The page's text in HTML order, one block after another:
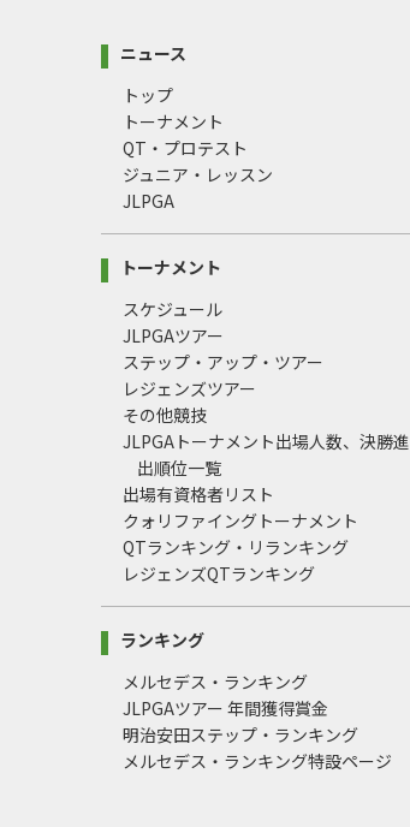
ニュース
トップ
トーナメント
QT・プロテスト
ジュニア・レッスン
JLPGA
トーナメント
スケジュール
JLPGAツアー
ステップ・アップ・ツアー
レジェンズツアー
その他競技
JLPGAトーナメント出場人数、決勝進
出順位一覧
出場有資格者リスト
クォリファイングトーナメント
QTランキング・リランキング
レジェンズQTランキング
ランキング
メルセデス・ランキング
JLPGAツアー 年間獲得賞金
明治安田ステップ・ランキング
メルセデス・ランキング特設ページ